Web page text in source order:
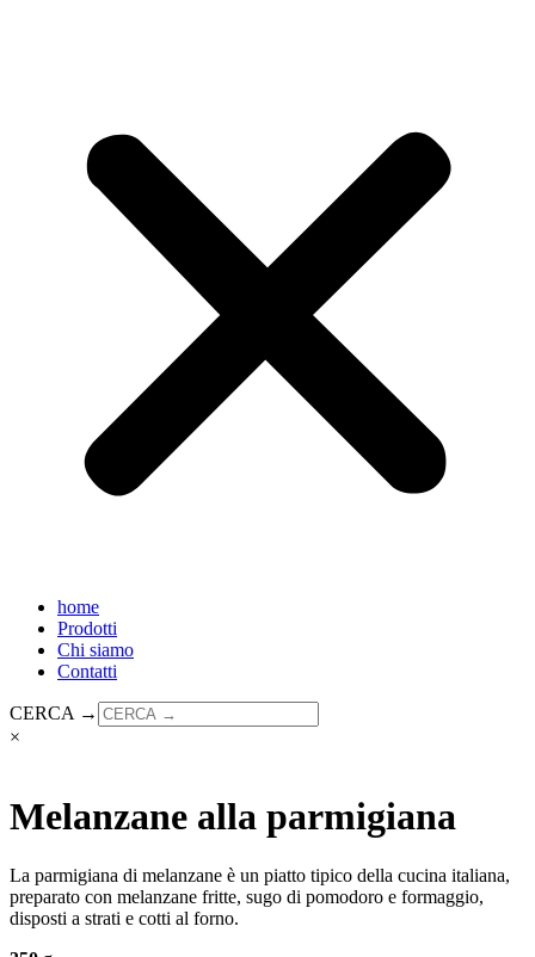
home
Prodotti
Chi siamo
Contatti
CERCA →
×
Melanzane alla parmigiana
La parmigiana di melanzane è un piatto tipico della cucina italiana,
preparato con melanzane fritte, sugo di pomodoro e formaggio,
disposti a strati e cotti al forno.